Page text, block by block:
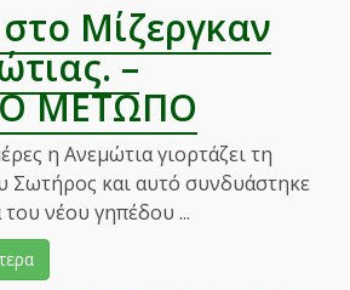
στο Μίζεργκαν
–
ΜΕΤΩΠΟ
η Ανεμώτια γιορτάζει τη
Σωτήρος και αυτό συνδυάστηκε
του νέου γηπέδου ...